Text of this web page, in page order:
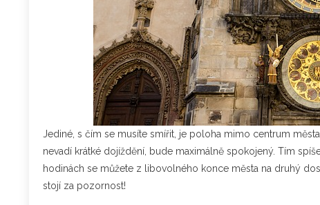
Jediné, s čím se musíte smířit, je poloha mimo centrum
nevadí krátké dojíždění, bude maximálně spokojený. Tím
hodinách se můžete z libovolného konce města na druhý
stojí za pozornost!